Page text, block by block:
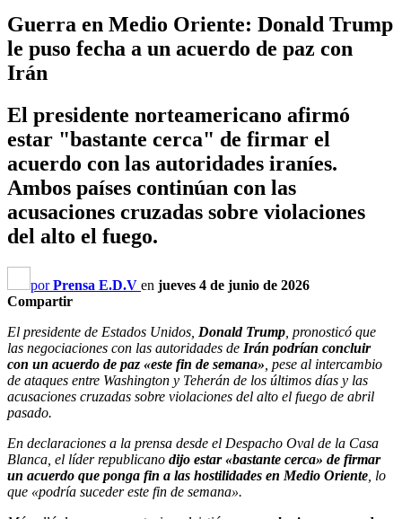
Guerra en Medio Oriente: Donald Trump
le puso fecha a un acuerdo de paz con
Irán
El presidente norteamericano afirmó
estar "bastante cerca" de firmar el
acuerdo con las autoridades iraníes.
Ambos países continúan con las
acusaciones cruzadas sobre violaciones
del alto el fuego.
porPrensa E.D.V en jueves 4 de junio de 2026
Compartir
El presidente de Estados Unidos, Donald Trump , pronosticó que
las negociaciones con las autoridades de Irán podrían concluir
con un acuerdo de paz «este fin de semana» , pese al intercambio
de ataques entre Washington y Teherán de los últimos días y las
acusaciones cruzadas sobre violaciones del alto el fuego de abril
pasado.
En declaraciones a la prensa desde el Despacho Oval de la Casa
Blanca, el líder republicano dijo estar «bastante cerca» de firmar
un acuerdo que ponga fin a las hostilidades en Medio Oriente , lo
que «podría suceder este fin de semana».